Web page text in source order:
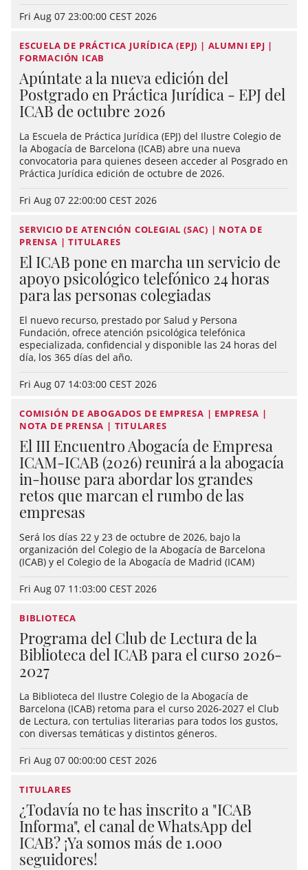
Fri Aug 07 23:00:00 CEST 2026
ESCUELA DE PRÁCTICA JURÍDICA (EPJ) | ALUMNI EPJ |
FORMACIÓN ICAB
Apúntate a la nueva edición del
Postgrado en Práctica Jurídica - EPJ del
ICAB de octubre 2026
La Escuela de Práctica Jurídica (EPJ) del Ilustre Colegio de
la Abogacía de Barcelona (ICAB) abre una nueva
convocatoria para quienes deseen acceder al Posgrado en
Práctica Jurídica edición de octubre de 2026.
Fri Aug 07 22:00:00 CEST 2026
SERVICIO DE ATENCIÓN COLEGIAL (SAC) | NOTA DE
PRENSA | TITULARES
El ICAB pone en marcha un servicio de
apoyo psicológico telefónico 24 horas
para las personas colegiadas
El nuevo recurso, prestado por Salud y Persona
Fundación, ofrece atención psicológica telefónica
especializada, confidencial y disponible las 24 horas del
día, los 365 días del año.
Fri Aug 07 14:03:00 CEST 2026
COMISIÓN DE ABOGADOS DE EMPRESA | EMPRESA |
NOTA DE PRENSA | TITULARES
El III Encuentro Abogacía de Empresa
ICAM-ICAB (2026) reunirá a la abogacía
in-house para abordar los grandes
retos que marcan el rumbo de las
empresas
Será los días 22 y 23 de octubre de 2026, bajo la
organización del Colegio de la Abogacía de Barcelona
(ICAB) y el Colegio de la Abogacía de Madrid (ICAM)
Fri Aug 07 11:03:00 CEST 2026
BIBLIOTECA
Programa del Club de Lectura de la
Biblioteca del ICAB para el curso 2026-
2027
La Biblioteca del Ilustre Colegio de la Abogacía de
Barcelona (ICAB) retoma para el curso 2026-2027 el Club
de Lectura, con tertulias literarias para todos los gustos,
con diversas temáticas y distintos géneros.
Fri Aug 07 00:00:00 CEST 2026
TITULARES
¿Todavía no te has inscrito a "ICAB
Informa", el canal de WhatsApp del
ICAB? ¡Ya somos más de 1.000
seguidores!